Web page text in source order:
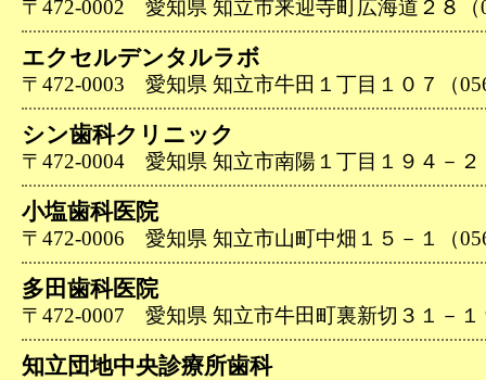
〒472-0002 愛知県 知立市来迎寺町広海道２８（
エクセルデンタルラボ
〒472-0003 愛知県 知立市牛田１丁目１０７（
シン歯科クリニック
〒472-0004 愛知県 知立市南陽１丁目１９４－２
小塩歯科医院
〒472-0006 愛知県 知立市山町中畑１５－１（
多田歯科医院
〒472-0007 愛知県 知立市牛田町裏新切３１－１
知立団地中央診療所歯科